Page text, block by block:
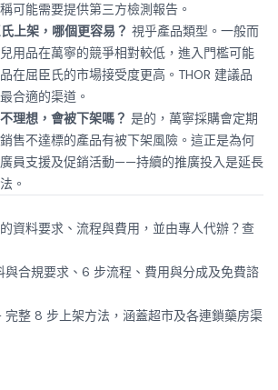
可能需要提供第三方檢測報告。
上架，哪個更容易？ 視乎產品類型。一般而
用品在萬寧的競爭相對較低，進入門檻可能
在屈臣氏的市場接受度更高。THOR 建議品
合適的渠道。
理想，會被下架嗎？ 是的，萬寧採購會定期
售不達標的產品有被下架風險。這正是為何
員支援及促銷活動——持續的推廣投入是延長
。
資料要求、流程與費用，並由專人代辦？查
合規要求、6 步流程、費用與分成及免費諮
整 8 步上架方法，涵蓋超市及各連鎖藥房渠